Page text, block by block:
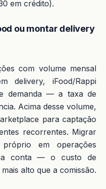
em crédito).
ou montar delivery
com volume mensal
delivery, iFood/Rappi
demanda — a taxa de
Acima desse volume,
para captação
recorrentes. Migrar
em operações
conta — o custo de
alto que a comissão.